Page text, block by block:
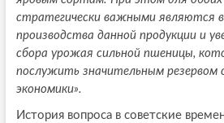
стратегически важными являются
производства данной продукции и
сбора урожая сильной пшеницы,
послужить значительным резервом
экономики».
История вопроса в советские